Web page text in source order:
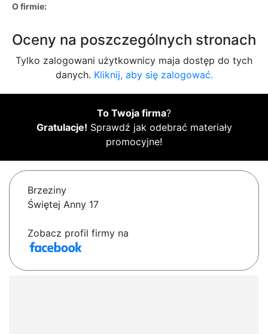
O firmie:
Oceny na poszczególnych stronach
Tylko zalogowani użytkownicy maja dostęp do tych
danych. Kliknij, aby się zalogować.
To Twoja firma?
Gratulacje! Sprawdź jak odebrać materiały
promocyjne!
Brzeziny
Świętej Anny 17
Zobacz profil firmy na